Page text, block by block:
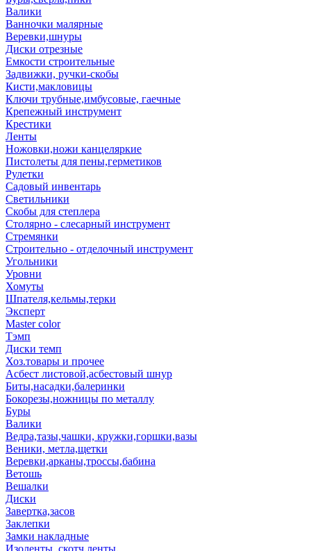
Валики
Ванночки малярные
Веревки,шнуры
Диски отрезные
Емкости строительные
Задвижки, ручки-скобы
Кисти,макловицы
Ключи трубные,имбусовые, гаечные
Крепежный инструмент
Крестики
Ленты
Ножовки,ножи канцеляркие
Пистолеты для пены,герметиков
Рулетки
Садовый инвентарь
Светильники
Скобы для степлера
Столярно - слесарный инструмент
Стремянки
Строительно - отделочный инструмент
Угольники
Уровни
Хомуты
Шпателя,кельмы,терки
Эксперт
Master color
Тэмп
Диски темп
Хоз.товары и прочее
Асбест листовой,асбестовый шнур
Биты,насадки,балеринки
Бокорезы,ножницы по металлу
Буры
Валики
Ведра,тазы,чашки, кружки,горшки,вазы
Веники, метла,щетки
Веревки,арканы,троссы,бабина
Ветошь
Вешалки
Диски
Завертка,засов
Заклепки
Замки накладные
Изоленты ,скотч,ленты.